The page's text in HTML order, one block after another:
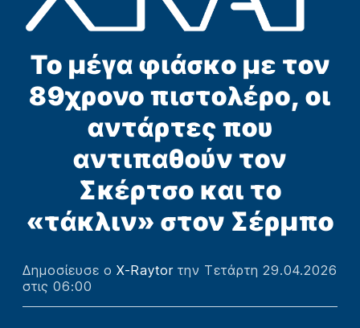
Το μέγα φιάσκο με τον
89χρονο πιστολέρο, οι
αντάρτες που
αντιπαθούν τον
Σκέρτσο και το
«τάκλιν» στον Σέρμπο
Δημοσίευσε ο X-Raytor την Τετάρτη 29.04.2026
στις 06:00